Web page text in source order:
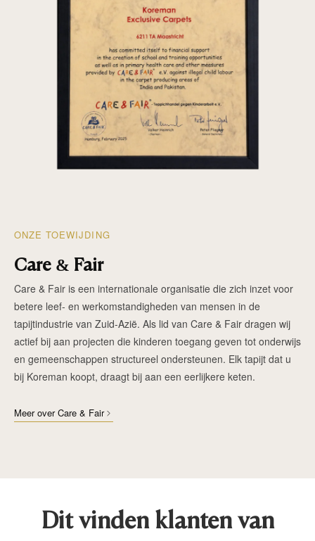
ONZE TOEWIJDING
Care & Fair
Care & Fair is een internationale organisatie die zich inzet voor
betere leef- en werkomstandigheden van mensen in de
tapijtindustrie van Zuid-Azië. Als lid van Care & Fair dragen wij
actief bij aan projecten die kinderen toegang geven tot onderwijs
en gemeenschappen structureel ondersteunen. Elk tapijt dat u
bij Koreman koopt, draagt bij aan een eerlijkere keten.
Meer over Care & Fair
Dit vinden klanten van